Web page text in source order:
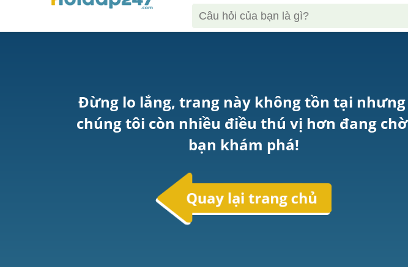
Đừng lo lắng, trang này không tồn tại nhưng
chúng tôi còn nhiều điều thú vị hơn đang chờ
bạn khám phá!